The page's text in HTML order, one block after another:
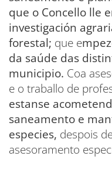
que o Concello lle
investigación
forestal; que e
da saúde das
municipio. Coa
e o traballo de
estanse
saneamento e
especies, despois
asesoramento